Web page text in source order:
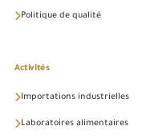
Politique de qualité
Activités
Importations industrielles
Laboratoires alimentaires